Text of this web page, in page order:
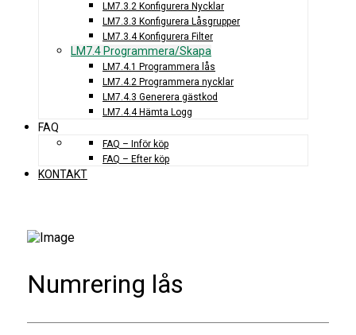
LM7.3.2 Konfigurera Nycklar
LM7.3.3 Konfigurera Låsgrupper
LM7.3.4 Konfigurera Filter
LM7.4 Programmera/Skapa
LM7.4.1 Programmera lås
LM7.4.2 Programmera nycklar
LM7.4.3 Generera gästkod
LM7.4.4 Hämta Logg
FAQ
FAQ – Inför köp
FAQ – Efter köp
KONTAKT
Numrering lås